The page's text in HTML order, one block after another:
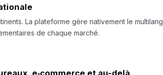
La plateforme gère nativement le
de chaque marché.